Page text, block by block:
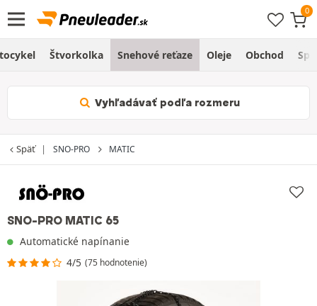
Štvorkolka Snehové reťaze Oleje Obchod
Vyhľadávať podľa rozmeru
Späť SNO-PRO MATIC
SNO-PRO MATIC 65
Automatické napínanie
4/5 (75 hodnotenie)